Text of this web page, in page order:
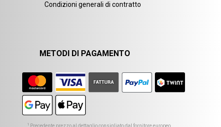
Condizioni generali di contratto
METODI DI PAGAMENTO
1 Precedente prezzo al dettaglio consigliato dal fornitore europeo